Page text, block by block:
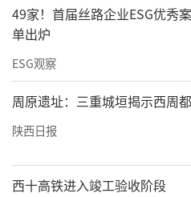
3支，每支价格从几百元
向雁塔、碑林、莲湖卫
仅雁塔市监反馈进行了检
超声类医美项目涉及的
49家！首届丝路企业ESG优秀
单出炉
ESG观察
周原遗址：三重城垣揭示西周
陕西日报
西十高铁进入竣工验收阶段